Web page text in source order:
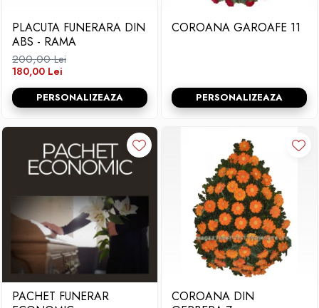
PLACUTA FUNERARA DIN
ABS - RAMA
200,00 Lei
180,00 Lei
PERSONALIZEAZA
COROANA GAROAFE 11
PERSONALIZEAZA
PACHET FUNERAR
COROANA DIN